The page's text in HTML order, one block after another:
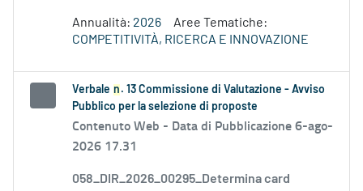
Annualità: 2026
Aree Tematiche:
COMPETITIVITÀ, RICERCA E INNOVAZIONE
Verbale n . 13 Commissione di Valutazione - Avviso
Pubblico per la selezione di proposte
Contenuto Web - Data di Pubblicazione 6-ago-
2026 17.31
058_DIR_2026_00295_Determina card